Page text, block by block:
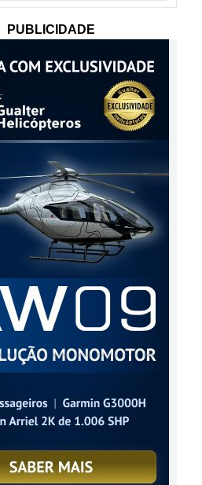
PUBLICIDADE